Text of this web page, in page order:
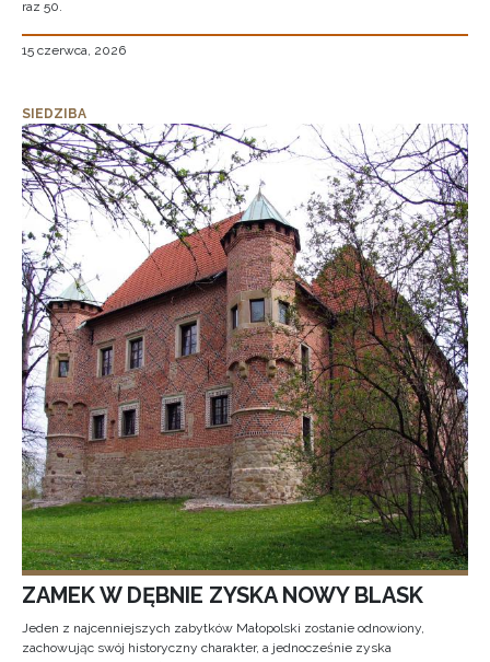
raz 50.
15 czerwca, 2026
SIEDZIBA
ZAMEK W DĘBNIE ZYSKA NOWY BLASK
Jeden z najcenniejszych zabytków Małopolski zostanie odnowiony,
zachowując swój historyczny charakter, a jednocześnie zyska